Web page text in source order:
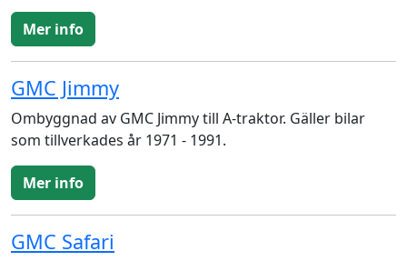
Mer info
GMC Jimmy
Ombyggnad av GMC Jimmy till A-traktor. Gäller bilar
som tillverkades år 1971 - 1991.
Mer info
GMC Safari